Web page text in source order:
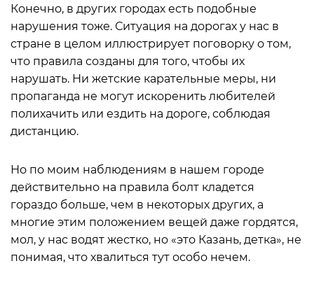
Конечно, в других городах есть подобные
нарушения тоже. Ситуация на дорогах у нас в
стране в целом иллюстрирует поговорку о том,
что правила созданы для того, чтобы их
нарушать. Ни жетские карательные меры, ни
пропаганда не могут искоренить любителей
полихачить или ездить на дороге, соблюдая
дистанцию.
Но по моим наблюдениям в нашем городе
действительно на правила болт кладется
гораздо больше, чем в некоторых других, а
многие этим положением вещей даже гордятся,
мол, у нас водят жестко, но «это Казань, детка», не
понимая, что хвалиться тут особо нечем.